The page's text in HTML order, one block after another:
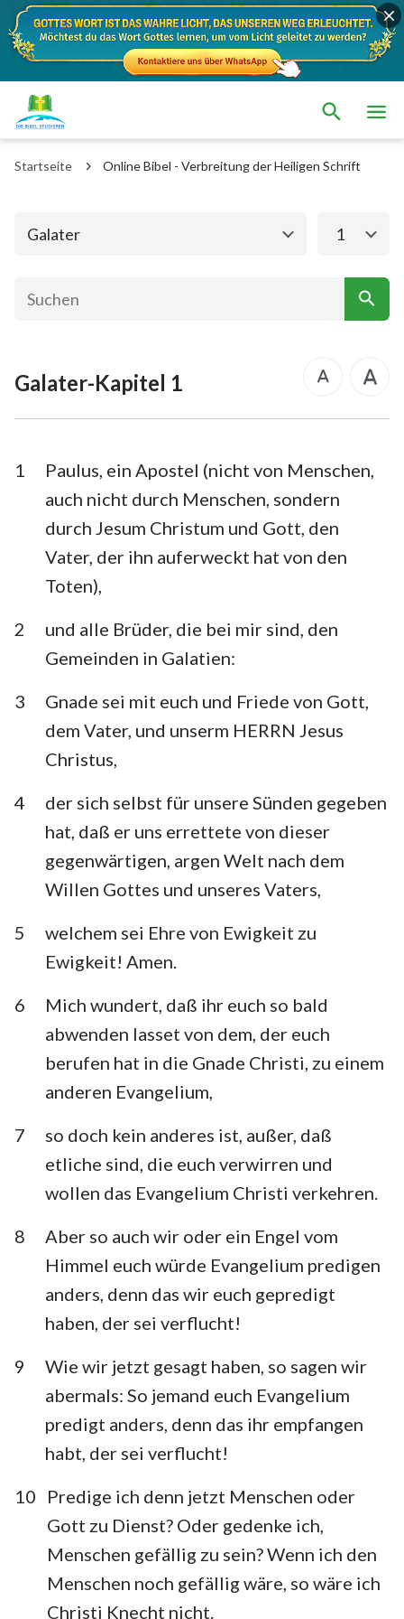
Startseite Online Bibel - Verbreitung der Heiligen Schrift
Galater
Das alte Testament Das neue Testament
Matthäus Markus
Apostelgeschichte
Galater
1. Thessalonicher 2. Thessalonicher
1. Timotheus 2. Timotheus
Titus Philemon
Hebräer Jakobus
1. Johannes
3. Johannes Judas
Offenbarung
1
Galater-Kapitel 1
1
Paulus, ein Apostel (nicht von Menschen,
auch nicht durch Menschen, sondern
durch Jesum Christum und Gott, den
Vater, der ihn auferweckt hat von den
Toten),
2
und alle Brüder, die bei mir sind, den
Gemeinden in Galatien:
3
Gnade sei mit euch und Friede von Gott,
dem Vater, und unserm HERRN Jesus
Christus,
4
der sich selbst für unsere Sünden gegeben
hat, daß er uns errettete von dieser
gegenwärtigen, argen Welt nach dem
Willen Gottes und unseres Vaters,
5
welchem sei Ehre von Ewigkeit zu
Ewigkeit! Amen.
6
Mich wundert, daß ihr euch so bald
abwenden lasset von dem, der euch
berufen hat in die Gnade Christi, zu einem
anderen Evangelium,
7
so doch kein anderes ist, außer, daß
etliche sind, die euch verwirren und
wollen das Evangelium Christi verkehren.
8
Aber so auch wir oder ein Engel vom
Himmel euch würde Evangelium predigen
anders, denn das wir euch gepredigt
haben, der sei verflucht!
9
Wie wir jetzt gesagt haben, so sagen wir
abermals: So jemand euch Evangelium
predigt anders, denn das ihr empfangen
habt, der sei verflucht!
10
Predige ich denn jetzt Menschen oder
Gott zu Dienst? Oder gedenke ich,
Menschen gefällig zu sein? Wenn ich den
Menschen noch gefällig wäre, so wäre ich
Christi Knecht nicht.